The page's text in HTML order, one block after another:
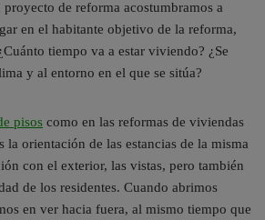
de reforma acostumbramos a
en el habitante objetivo de la reforma,
tiempo va a estar viviendo? ¿Se
y al entorno en el que se sitúa?
pisos como en las reformas de viviendas
orientación de las estancias de la misma
con el exterior, las vistas, pero también
de los residentes. Cuando abrimos
en ver hacia fuera, al mismo tiempo que